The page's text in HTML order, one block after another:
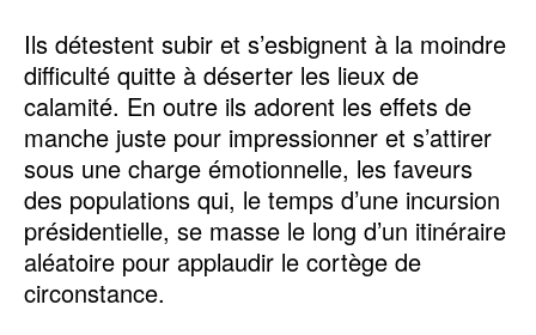
Ils détestent subir et s’esbignent à la moindre
difficulté quitte à déserter les lieux de
calamité. En outre ils adorent les effets de
manche juste pour impressionner et s’attirer
sous une charge émotionnelle, les faveurs
des populations qui, le temps d’une incursion
présidentielle, se masse le long d’un itinéraire
aléatoire pour applaudir le cortège de
circonstance.